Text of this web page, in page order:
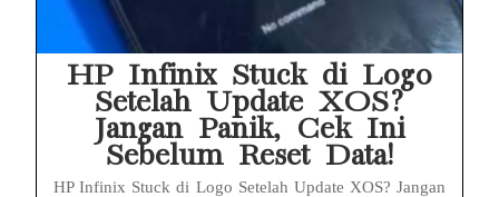
HP Infinix Stuck di Logo
Setelah Update XOS?
Jangan Panik, Cek Ini
Sebelum Reset Data!
HP Infinix Stuck di Logo Setelah Update XOS? Jangan